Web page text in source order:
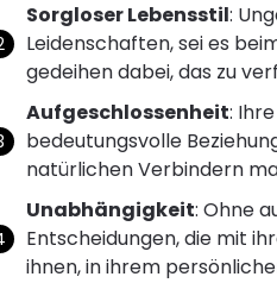
Sorgloser Lebensstil:
Leidenschaften, sei es
gedeihen dabei, das zu
Aufgeschlossenheit:
bedeutungsvolle
natürlichen Verbindern
Unabhängigkeit: Ohne
Entscheidungen, die mit
ihnen, in ihrem